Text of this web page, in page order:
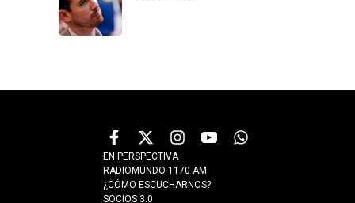
EN PERSPECTIVA
RADIOMUNDO 1170 AM
¿CÓMO ESCUCHARNOS?
SOCIOS 3.0